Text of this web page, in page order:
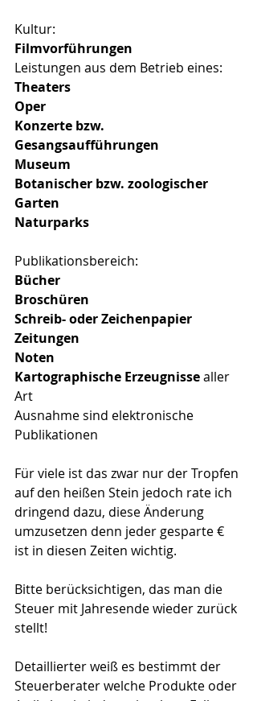
Kultur:
Filmvorführungen
Leistungen aus dem Betrieb eines:
Theaters
Oper
Konzerte bzw.
Gesangsaufführungen
Museum
Botanischer bzw. zoologischer
Garten
Naturparks
Publikationsbereich:
Bücher
Broschüren
Schreib- oder Zeichenpapier
Zeitungen
Noten
Kartographische Erzeugnisse aller
Art
Ausnahme sind elektronische
Publikationen
Für viele ist das zwar nur der Tropfen
auf den heißen Stein jedoch rate ich
dringend dazu, diese Änderung
umzusetzen denn jeder gesparte €
ist in diesen Zeiten wichtig.
Bitte berücksichtigen, das man die
Steuer mit Jahresende wieder zurück
stellt!
Detaillierter weiß es bestimmt der
Steuerberater welche Produkte oder